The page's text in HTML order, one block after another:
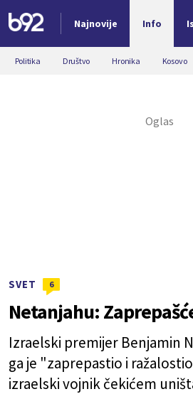
Najnovije Info
Nova vest
Politika Društvo Hronika Kosovo
SVET 6
Netanjahu:
Izraelski premijer Benjamin
ga je "zaprepastio i
izraelski vojnik čekićem